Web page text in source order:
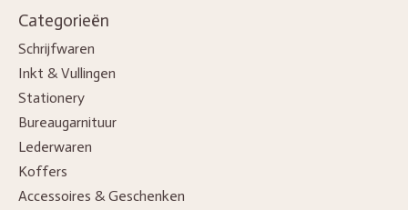
Categorieën
Schrijfwaren
Inkt & Vullingen
Stationery
Bureaugarnituur
Lederwaren
Koffers
Accessoires & Geschenken